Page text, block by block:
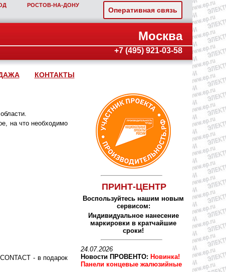
РОСТОВ‑НА‑ДОНУ
Оперативная связь
Москва
+7 (495) 921-03-58
КОНТАКТЫ
на что необходимо
- в подарок
ПРИНТ-ЦЕНТР
Воспользуйтесь нашим новым
сервисом:
Индивидуальное нанесение
маркировки в кратчайшие
сроки!
24.07.2026
Новости ПРОВЕНТО: Новинка!
Панели концевые жалюзийные